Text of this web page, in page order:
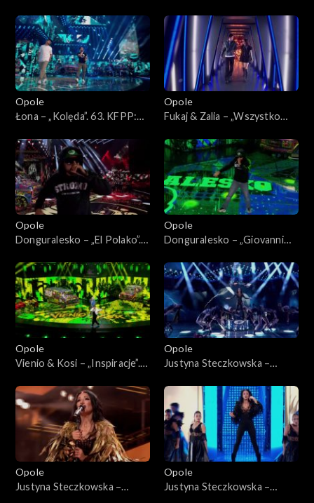
KFPP: Koncert „Hip-hop.
Jedno podwórko 2”
podwórko 2”
Opole
Łona – „Kolęda”. 63. KFPP:
podwórko 2”
Opole
Fukaj & Zalia – „Wszystko
Koncert „Hip-hop. Jedno
podwórko 2”
Opole
Donguralesko – „El Polako”.
Jedno podwórko 2”
Opole
Donguralesko – „Giovanni
„Hip-hop. Jedno podwórko
Opole
Vienio & Kosi – „Inspiracje”.
Jedno podwórko 2”
Opole
Justyna Steczkowska –
„Premiery”
Opole
Justyna Steczkowska –
Opole
Justyna Steczkowska –